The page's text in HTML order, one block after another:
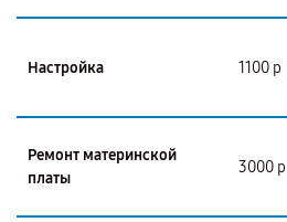
Настройка 1100 р
Ремонт материнской
платы
3000 р